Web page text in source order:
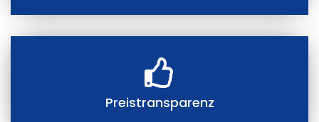
Preistransparenz